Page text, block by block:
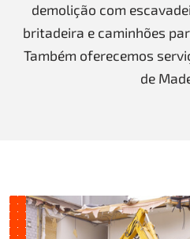
demolição com
britadeira e caminhões
Também oferecemos
de